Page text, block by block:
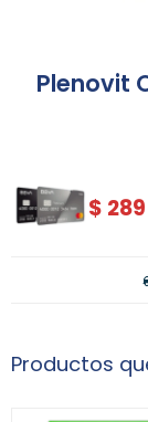
Plenovit
$ 289
Productos